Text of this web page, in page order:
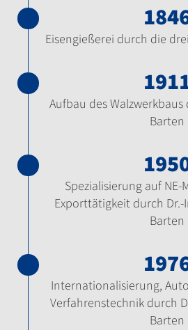
Eisengießerei durch die
Aufbau des
Barten
Spezialisierung auf NE-
Exporttätigkeit durch Dr.-
Barten
Internationalisierung,
Verfahrenstechnik durch
Barten